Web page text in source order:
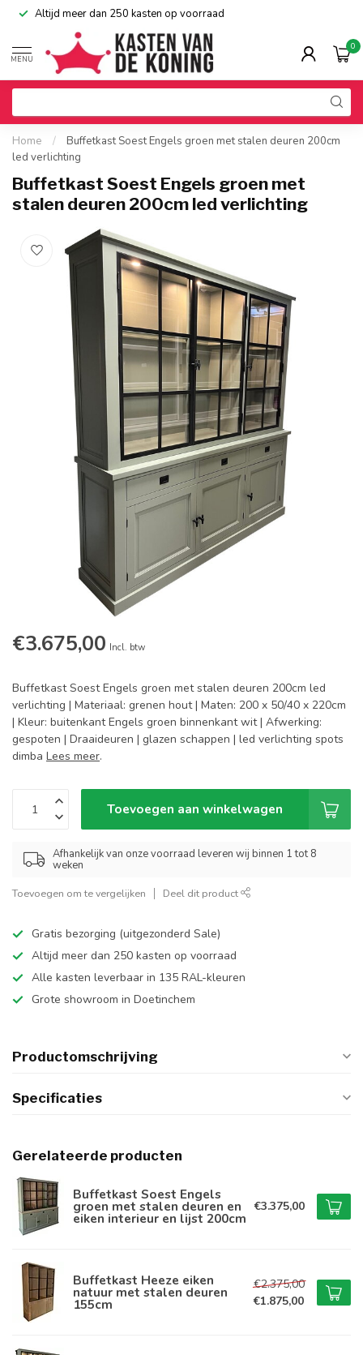
Altijd meer dan 250 kasten op voorraad
MENU
0
Home /
Buffetkast Soest Engels groen met stalen deuren 200cm
led verlichting
Buffetkast Soest Engels groen met
stalen deuren 200cm led verlichting
€3.675,00 Incl. btw
Buffetkast Soest Engels groen met stalen deuren 200cm led
verlichting | Materiaal: grenen hout | Maten: 200 x 50/40 x 220cm
| Kleur: buitenkant Engels groen binnenkant wit | Afwerking:
gespoten | Draaideuren | glazen schappen | led verlichting spots
dimba Lees meer.
Toevoegen aan winkelwagen
Afhankelijk van onze voorraad leveren wij binnen 1 tot 8
weken
Toevoegen om te vergelijken Deel dit product
Gratis bezorging (uitgezonderd Sale)
Altijd meer dan 250 kasten op voorraad
Alle kasten leverbaar in 135 RAL-kleuren
Grote showroom in Doetinchem
Productomschrijving
Specificaties
Gerelateerde producten
Buffetkast Soest Engels
groen met stalen deuren en
eiken interieur en lijst 200cm
€3.375,00
Buffetkast Heeze eiken
natuur met stalen deuren
155cm
€2.375,00
€1.875,00